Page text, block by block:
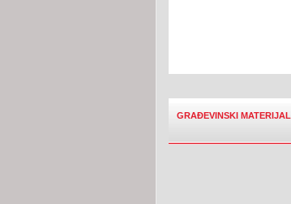
GRAĐEVINSKI MATERIJAL